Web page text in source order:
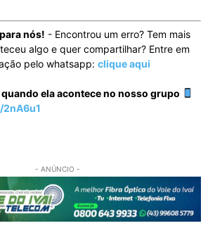
nós! - Encontrou um erro? Tem mais
algo e quer compartilhar? Entre em
pelo whatsapp: clique aqui
ela acontece no nosso grupo
- ANÚNCIO -